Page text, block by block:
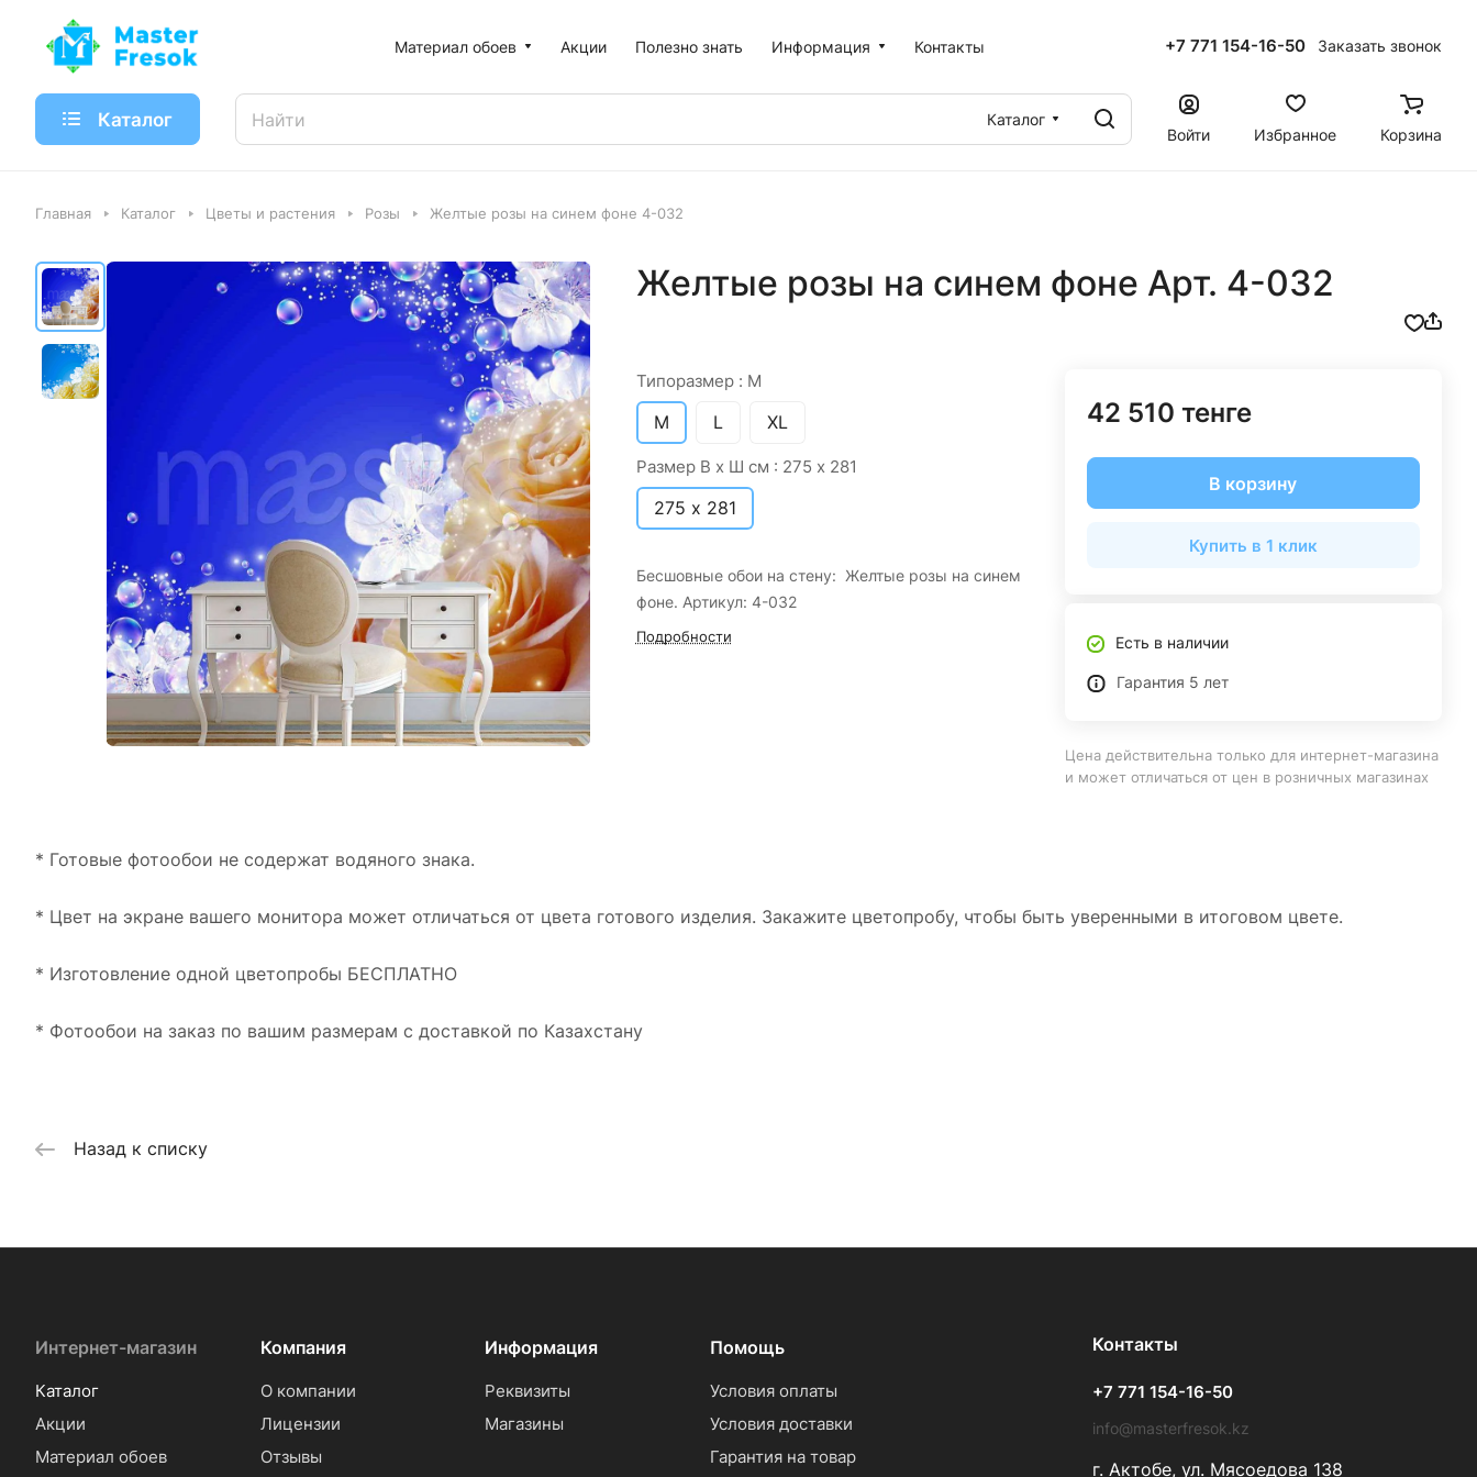
Материал обоев Акции Полезно знать Информация Контакты +7 771 154-16-50 Заказать звонок
Каталог
Каталог
Войти
Избранное Корзина
Главная Каталог Цветы и растения Розы Желтые розы на синем фоне 4-032
Желтые розы на синем фоне Арт. 4-032
Типоразмер : M
M L XL
Размер В х Ш см : 275 х 281
275 х 281
Бесшовные обои на стену: Желтые розы на синем
фоне. Артикул: 4-032
Подробности
42 510 тенге
В корзину
Купить в 1 клик
Есть в наличии
Гарантия 5 лет
Цена действительна только для интернет-магазина
и может отличаться от цен в розничных магазинах
* Готовые фотообои не содержат водяного знака.
* Цвет на экране вашего монитора может отличаться от цвета готового изделия. Закажите цветопробу, чтобы быть уверенными в итоговом цвете.
* Изготовление одной цветопробы БЕСПЛАТНО
* Фотообои на заказ по вашим размерам с доставкой по Казахстану
Назад к списку
Интернет-магазин
Каталог
Акции
Материал обоев
Компания
О компании
Лицензии
Отзывы
Информация
Реквизиты
Магазины
Помощь
Условия оплаты
Условия доставки
Гарантия на товар
Контакты
+7 771 154-16-50
info@masterfresok.kz
г. Актобе, ул. Мясоедова 138